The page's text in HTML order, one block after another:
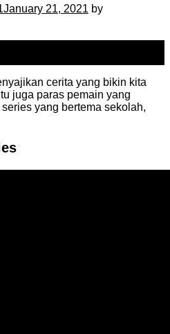
January 21, 2021 by
cerita yang bikin kita
juga paras pemain yang
yang bertema sekolah,